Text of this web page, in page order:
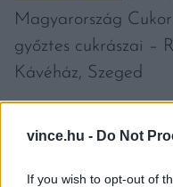
vince.hu - Do Not
If you wish to opt-out of
Magyarország
győztes cukrászai –
Kávéház, Szeged
Magyarország
Magyarország